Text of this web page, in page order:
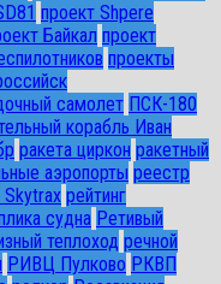
проект Shpere
Байкал проект
проекты
самолет ПСК-180
корабль Иван
ракета циркон ракетный
аэропорты реестр
Skytrax рейтинг
судна Ретивый
теплоход речной
РИВЦ Пулково РКВП